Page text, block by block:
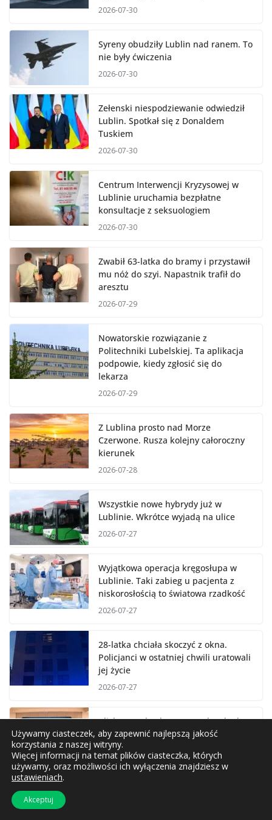
2026-07-30
Syreny obudziły Lublin nad ranem. To
nie były ćwiczenia
2026-07-30
Zełenski niespodziewanie odwiedził
Lublin. Spotkał się z Donaldem
Tuskiem
2026-07-30
Centrum Interwencji Kryzysowej w
Lublinie uruchamia bezpłatne
konsultacje z seksuologiem
2026-07-30
Zwabił 63-latka do bramy i przystawił
mu nóż do szyi. Napastnik trafił do
aresztu
2026-07-29
Nowatorskie rozwiązanie z
Politechniki Lubelskiej. Ta aplikacja
podpowie, kiedy zgłosić się do
lekarza
2026-07-29
Z Lublina prosto nad Morze
Czerwone. Rusza kolejny całoroczny
kierunek
2026-07-28
Wszystkie nowe hybrydy już w
Lublinie. Wkrótce wyjadą na ulice
2026-07-27
Wyjątkowa operacja kręgosłupa w
Lublinie. Taki zabieg u pacjenta z
niskorosłością to światowa rzadkość
2026-07-27
28-latka chciała skoczyć z okna.
Policjanci w ostatniej chwili uratowali
jej życie
2026-07-27
Blisko 40 mln zł z KPO popłynęło do
lubelskiego MPWiK
2026-07-24
Używamy ciasteczek, aby zapewnić najlepszą jakość
korzystania z naszej witryny.
Więcej informacji na temat plików ciasteczka, których
używamy, oraz możliwości ich wyłączenia znajdziesz w
ustawieniach.
Akceptuj